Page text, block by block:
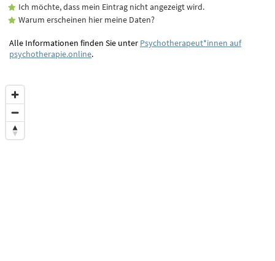
Ich möchte, dass mein Eintrag nicht angezeigt wird.
Warum erscheinen hier meine Daten?
Alle Informationen finden Sie unter Psychotherapeut*innen auf
psychotherapie.online.